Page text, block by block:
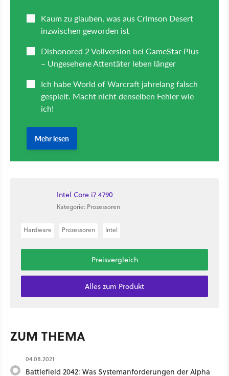
Intel Core i7 4790
Kategorie: Prozessoren
Hardware Prozessoren Intel
Preisvergleich
Alles zum Produkt
ZUM THEMA
04.08.2021
Battlefield 2042: Was Systemanforderungen der Alpha